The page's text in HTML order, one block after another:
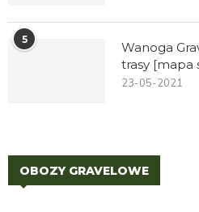
5
Wanoga
trasy [mapa
23-05-2021
OBOZY GRAVELOWE